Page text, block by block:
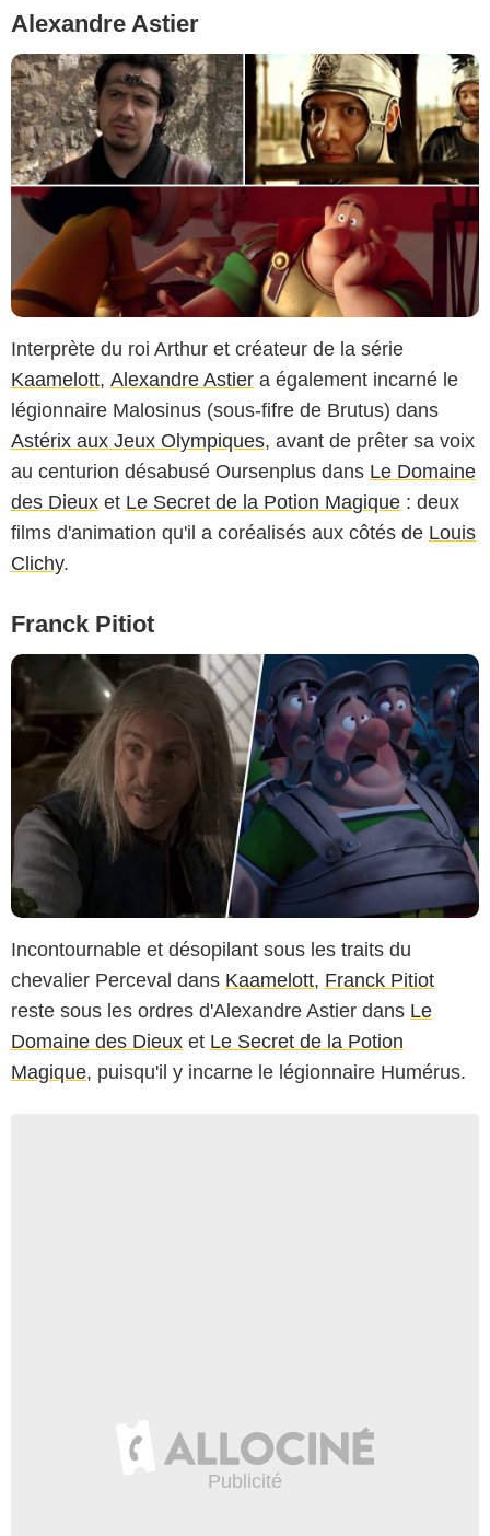
Alexandre Astier
Interprète du roi Arthur et créateur de la série
Kaamelott, Alexandre Astier a également incarné le
légionnaire Malosinus (sous-fifre de Brutus) dans
Astérix aux Jeux Olympiques, avant de prêter sa voix
au centurion désabusé Oursenplus dans Le Domaine
des Dieux et Le Secret de la Potion Magique : deux
films d'animation qu'il a coréalisés aux côtés de Louis
Clichy.
Franck Pitiot
Incontournable et désopilant sous les traits du
chevalier Perceval dans Kaamelott, Franck Pitiot
reste sous les ordres d'Alexandre Astier dans Le
Domaine des Dieux et Le Secret de la Potion
Magique, puisqu'il y incarne le légionnaire Humérus.